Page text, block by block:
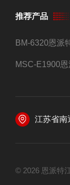
推荐产品
江苏省南
© 2026 恩派特